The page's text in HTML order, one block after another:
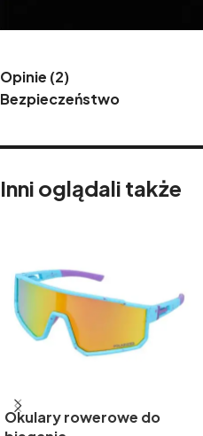
Opinie (2)
Bezpieczeństwo
Inni oglądali także
Okulary rowerowe do